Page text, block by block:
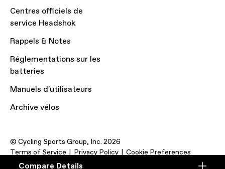
Compare Details
Centres officiels de
service Headshok
Rappels & Notes
Réglementations sur les
batteries
Manuels d'utilisateurs
Archive vélos
© Cycling Sports Group, Inc. 2026
Terms of Service
Privacy Policy Cookie Preferences